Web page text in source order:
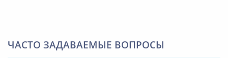
ЧАСТО ЗАДАВАЕМЫЕ ВОПРОСЫ